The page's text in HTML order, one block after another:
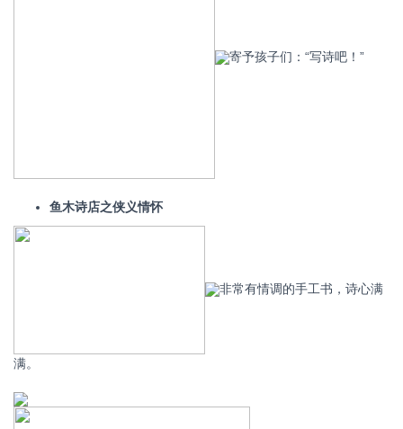
寄予孩子们：“写诗吧！”
鱼木诗店之侠义情怀
非常有情调的手工书，诗心满
满。